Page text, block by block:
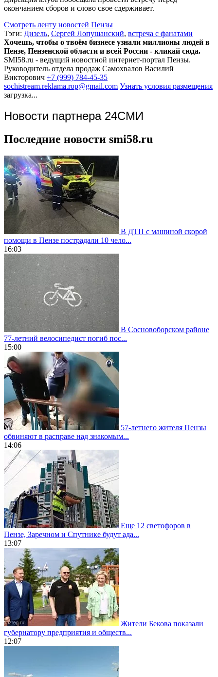
окончанием сборов и слово свое сдерживает.
Смотреть ленту новостей Пензы
Тэги: Дизель, Сергей Лопушанский, встреча с фанатами
Хочешь, чтобы о твоём бизнесе узнали миллионы людей в
Пензе, Пензенской области и всей России - кликай сюда.
SMI58.ru - ведущий новостной интернет-портал Пензы.
Руководитель отдела продаж Самохвалов Василий
Викторович +7 (999) 784-45-35
sochistream.reklama.rop@gmail.com Узнать условия размещения
загрузка...
Новости партнера 24СМИ
Последние новости smi58.ru
В ДТП с машиной скорой
помощи в Пензе пострадали 10 чело...
16:03
В Сосновоборском районе
77-летний велосипедист погиб пос...
15:00
57-летнего жителя Пензы
обвиняют в расправе над знакомым...
14:06
Еще 12 светофоров в
Пензе, Заречном и Спутнике будут ада...
13:07
Жители Бекова показали
губернатору предприятия и обществ...
12:07